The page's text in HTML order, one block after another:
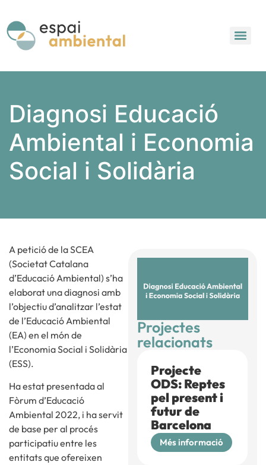
Diagnosi Educació
Ambiental i Economia
Social i Solidària
Projectes
relacionats
Projecte
ODS: Reptes
pel present i
futur de
Barcelona
Més informació
A petició de la SCEA
(Societat Catalana
d’Educació Ambiental) s’ha
elaborat una diagnosi amb
l’objectiu d’analitzar l’estat
de l’Educació Ambiental
(EA) en el món de
l’Economia Social i Solidària
(ESS).
Ha estat presentada al
Fòrum d’Educació
Ambiental 2022, i ha servit
de base per al procés
participatiu entre les
entitats que ofereixen